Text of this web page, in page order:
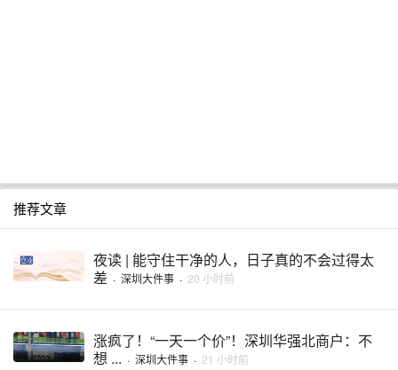
推荐文章
夜读 | 能守住干净的人，日子真的不会过得太
差 · 深圳大件事 · 20 小时前
涨疯了！“一天一个价”！深圳华强北商户：不
想 ... · 深圳大件事 · 21 小时前